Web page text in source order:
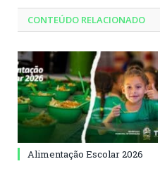
CONTEÚDO RELACIONADO
Alimentação Escolar 2026